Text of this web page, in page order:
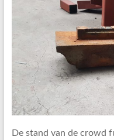
De stand van de crowd